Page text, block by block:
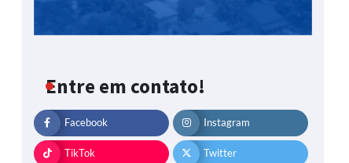
Entre em contato!
Facebook Instagram
TikTok Twitter